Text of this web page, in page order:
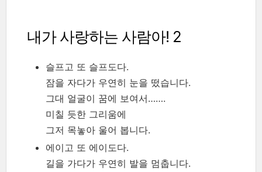
내가 사랑하는 사람아! 2
슬프고 또 슬프도다.
잠을 자다가 우연히 눈을 떴습니다.
그대 얼굴이 꿈에 보여서…….
미칠 듯한 그리움에
그저 목놓아 울어 봅니다.
에이고 또 에이도다.
길을 가다가 우연히 발을 멈춥니다.